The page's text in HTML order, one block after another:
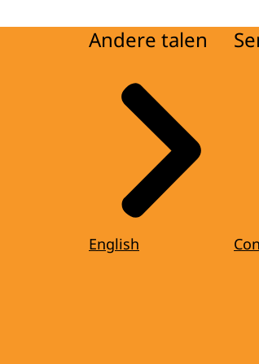
Andere talen
English